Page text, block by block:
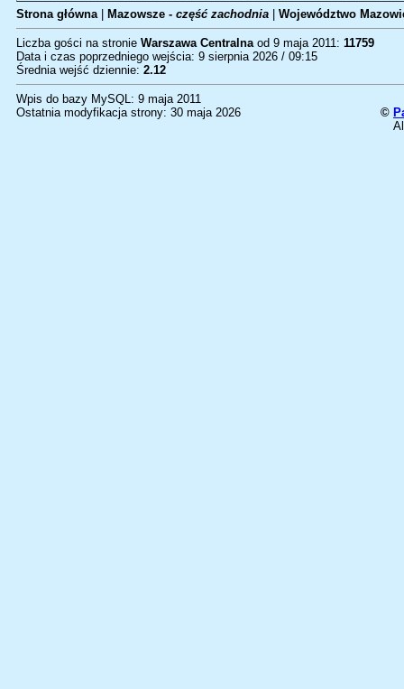
Strona główna| Mazowsze - część zachodnia Województwo
Liczba gości na stronie Warszawa Centralnaod 9 maja 2011: 11759
Data i czas poprzedniego wejścia: 9 sierpnia 2026 / 09:15
Średnia wejść dziennie: 2.12
Wpis do bazy MySQL: 9 maja 2011
Ostatnia modyfikacja strony: 30 maja 2026
©